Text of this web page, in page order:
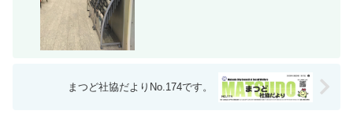
まつど社協だよりNo.174です。